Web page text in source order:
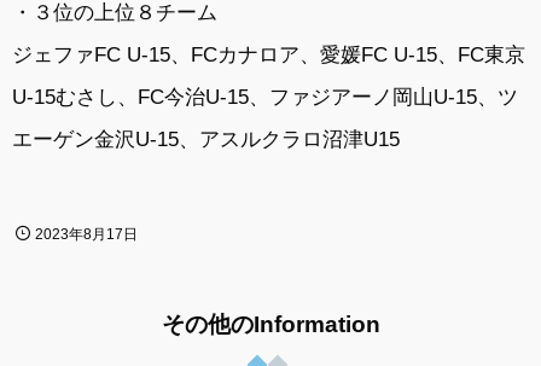
・３位の上位８チーム
ジェファFC U-15、FCカナロア、愛媛FC U-15、FC東京
U-15むさし、FC今治U-15、ファジアーノ岡山U-15、ツ
エーゲン金沢U-15、アスルクラロ沼津U15
2023年8月17日
その他のInformation